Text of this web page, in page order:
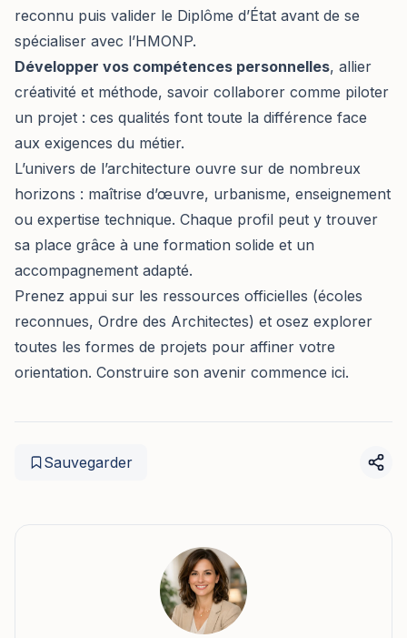
reconnu puis valider le Diplôme d’État avant de se
spécialiser avec l’HMONP.
Développer vos compétences personnelles, allier
créativité et méthode, savoir collaborer comme piloter
un projet : ces qualités font toute la différence face
aux exigences du métier.
L’univers de l’architecture ouvre sur de nombreux
horizons : maîtrise d’œuvre, urbanisme, enseignement
ou expertise technique. Chaque profil peut y trouver
sa place grâce à une formation solide et un
accompagnement adapté.
Prenez appui sur les ressources officielles (écoles
reconnues, Ordre des Architectes) et osez explorer
toutes les formes de projets pour affiner votre
orientation. Construire son avenir commence ici.
Sauvegarder